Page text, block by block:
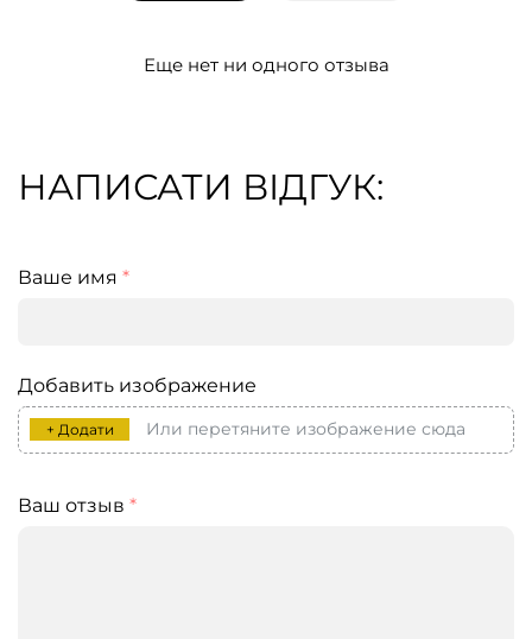
Еще нет ни одного отзыва
НАПИСАТИ ВІДГУК:
Ваше имя *
Добавить изображение
+ Додати Или перетяните изображение сюда
Ваш отзыв *